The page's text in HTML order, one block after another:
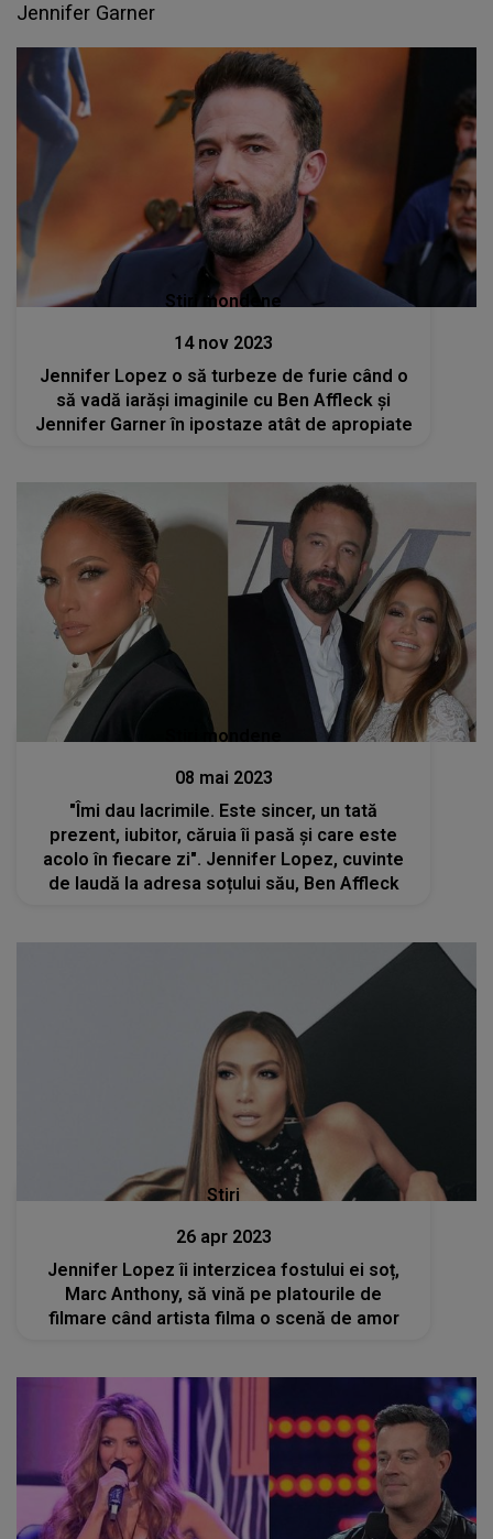
Jennifer Garner
Stiri mondene
14 nov 2023
Jennifer Lopez o să turbeze de furie când o
să vadă iarăși imaginile cu Ben Affleck și
Jennifer Garner în ipostaze atât de apropiate
Stiri mondene
08 mai 2023
"Îmi dau lacrimile. Este sincer, un tată
prezent, iubitor, căruia îi pasă și care este
acolo în fiecare zi". Jennifer Lopez, cuvinte
de laudă la adresa soțului său, Ben Affleck
Stiri
26 apr 2023
Jennifer Lopez îi interzicea fostului ei soț,
Marc Anthony, să vină pe platourile de
filmare când artista filma o scenă de amor